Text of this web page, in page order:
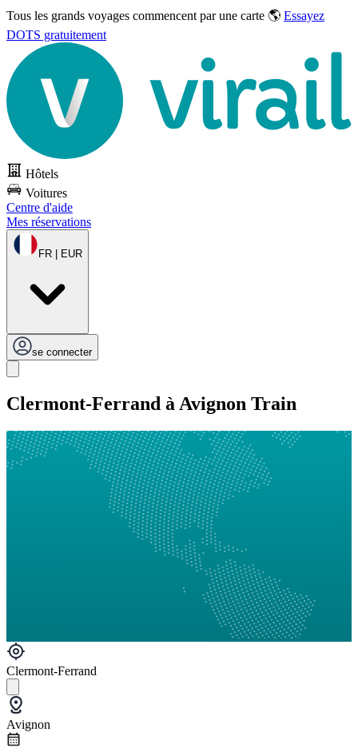
Tous les grands voyages commencent par une carte 🌎 Essayez
DOTS gratuitement
Hôtels
Voitures
Centre d'aide
Mes réservations
FR | EUR
se connecter
Clermont-Ferrand à Avignon Train
Clermont-Ferrand
Avignon